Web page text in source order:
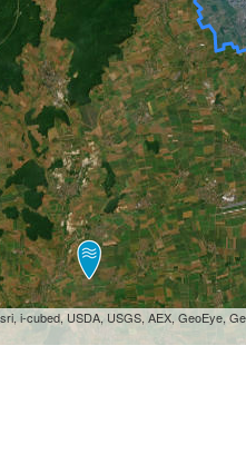
i-cubed, USDA, USGS, AEX, GeoEye,